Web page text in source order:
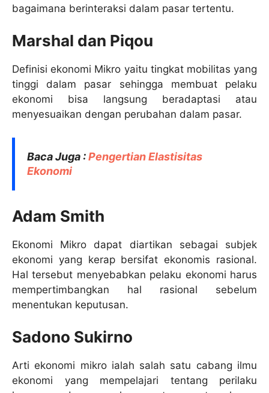
bagaimana berinteraksi dalam pasar tertentu.
Marshal dan Piqou
Definisi ekonomi Mikro yaitu tingkat mobilitas yang
tinggi dalam pasar sehingga membuat pelaku
ekonomi bisa langsung beradaptasi atau
menyesuaikan dengan perubahan dalam pasar.
Baca Juga :Pengertian Elastisitas
Ekonomi
Adam Smith
Ekonomi Mikro dapat diartikan sebagai subjek
ekonomi yang kerap bersifat ekonomis rasional.
Hal tersebut menyebabkan pelaku ekonomi harus
mempertimbangkan hal rasional sebelum
menentukan keputusan.
Sadono Sukirno
Arti ekonomi mikro ialah salah satu cabang ilmu
ekonomi yang mempelajari tentang perilaku